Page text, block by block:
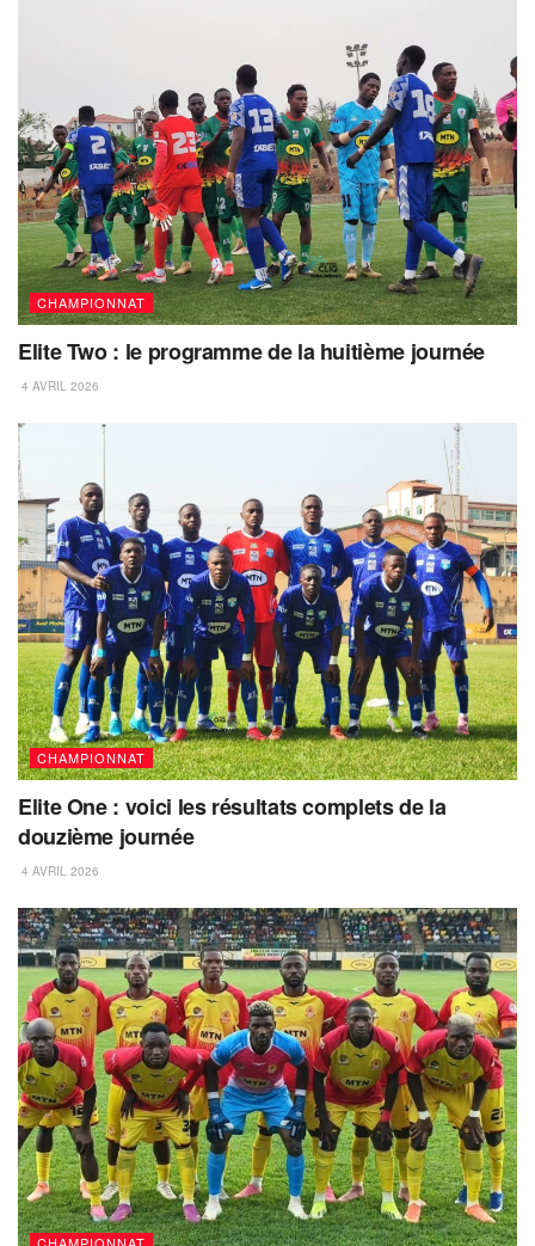
CHAMPIONNAT
Elite Two : le programme de la huitième journée
4 AVRIL 2026
CHAMPIONNAT
Elite One : voici les résultats complets de la
douzième journée
4 AVRIL 2026
CHAMPIONNAT